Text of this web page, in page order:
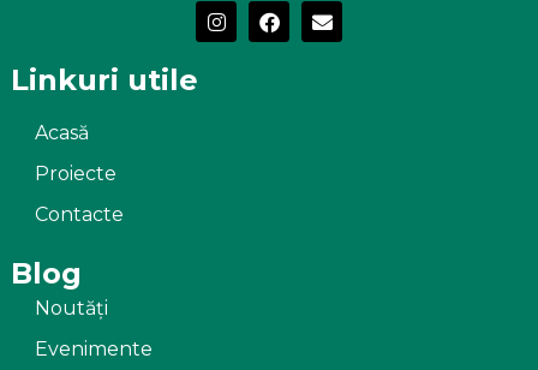
Linkuri utile
Acasă
Proiecte
Contacte
Blog
Noutăți
Evenimente